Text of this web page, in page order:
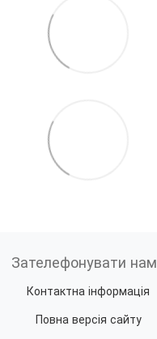
Зателефонувати нам
Контактна інформація
Повна версія сайту